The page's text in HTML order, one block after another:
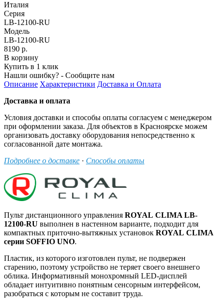
Италия
Серия
LB-12100-RU
Модель
LB-12100-RU
8190 р.
В корзину
Купить в 1 клик
Нашли ошибку? - Сообщите нам
Описание Характеристики Доставка и Оплата
Доставка и оплата
Условия доставки и способы оплаты согласуем с менеджером
при оформлении заказа. Для объектов в Красноярске можем
организовать доставку оборудования непосредственно к
согласованной дате монтажа.
Подробнее о доставке · Способы оплаты
Пульт дистанционного управления ROYAL CLIMA LB-
12100-RU выполнен в настенном варианте, подходит для
компактных приточно-вытяжных установок ROYAL CLIMA
серии SOFFIO UNO.
Пластик, из которого изготовлен пульт, не подвержен
старению, поэтому устройство не теряет своего внешнего
облика. Информативный монохромный LED-дисплей
обладает интуитивно понятным сенсорным интерфейсом,
разобраться с которым не составит труда.